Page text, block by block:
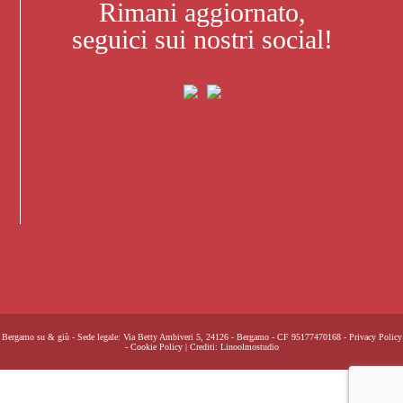
Rimani aggiornato,
seguici sui nostri social!
Bergamo su & giù - Sede legale: Via Betty Ambiveri 5, 24126 - Bergamo - CF 95177470168 - Privacy Policy
- Cookie Policy| Crediti: Linoolmostudio